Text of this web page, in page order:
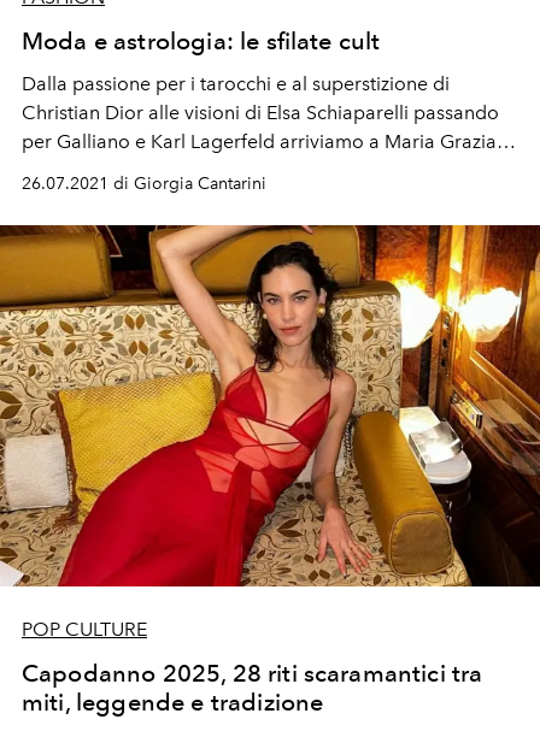
Moda e astrologia: le sfilate cult
Dalla passione per i tarocchi e al superstizione di
Christian Dior alle visioni di Elsa Schiaparelli passando
per Galliano e Karl Lagerfeld arriviamo a Maria Grazia
Chiuri e Daniel Roseberry. Tutti pazzi per lo zodiaco,
ecco la top ten delle sfilate indimenticabili dove
l'astrologia è protagonista sottoforma di ricami, stampe
e gioielli
26.07.2021 di Giorgia Cantarini
POP CULTURE
Capodanno 2025, 28 riti scaramantici tra
miti, leggende e tradizione